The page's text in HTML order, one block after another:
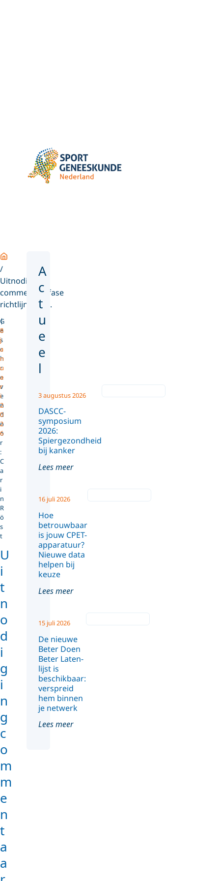
Home
Uitnodiging
commentaarfase
richtlijn som...
U
i
t
n
o
d
i
g
i
n
g
c
o
m
m
e
n
t
a
a
G
e
s
c
h
r
e
v
e
n
d
o
o
r
:
C
a
r
i
n
R
ö
s
t
8
j
a
n
u
a
r
i
2
0
2
6
A
c
t
u
e
e
l
DASCC-
symposium
2026:
Spiergezondheid
bij kanker
3 augustus 2026
Lees meer
Hoe
betrouwbaar
is jouw CPET-
apparatuur?
Nieuwe data
helpen bij
keuze
16 juli 2026
Lees meer
De nieuwe
Beter Doen
Beter Laten-
lijst is
beschikbaar:
verspreid
hem binnen
je netwerk
15 juli 2026
Lees meer